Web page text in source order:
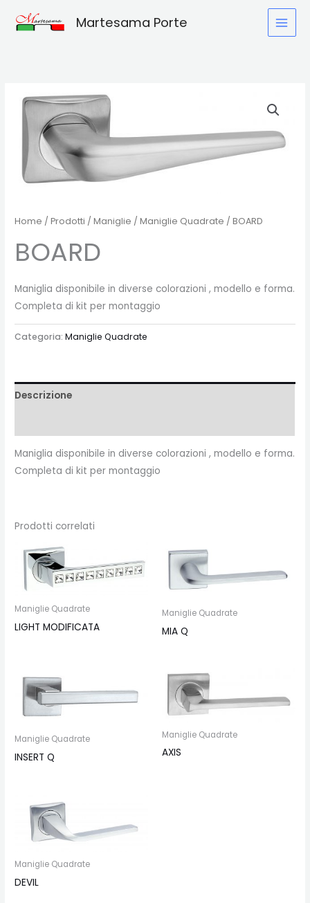
Martesama Porte
Home /Prodotti /Maniglie /Maniglie Quadrate / BOARD
BOARD
Maniglia disponibile in diverse colorazioni , modello e forma.
Completa di kit per montaggio
Categoria:Maniglie Quadrate
Descrizione
Maniglia disponibile in diverse colorazioni , modello e forma.
Completa di kit per montaggio
Prodotti correlati
Maniglie Quadrate
LIGHT MODIFICATA
Maniglie Quadrate
MIA Q
Maniglie Quadrate
INSERT Q
Maniglie Quadrate
AXIS
Maniglie Quadrate
DEVIL